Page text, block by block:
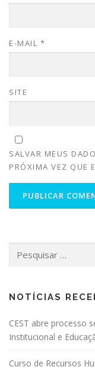
E-MAIL *
SITE
SALVAR MEUS
PRÓXIMA VEZ QUE
NOTÍCIAS
CEST abre processo
Institucional e
Curso de Recursos